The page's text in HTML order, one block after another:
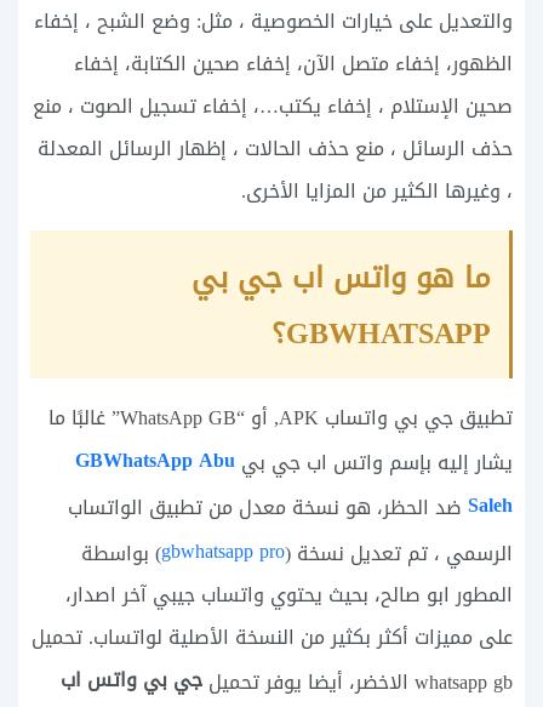
والتعديل على خيارات الخصوصية ، مثل: وضع الشبح ، إخفاء
الظهور، إخفاء متصل الآن، إخفاء صحين الكتابة، إخفاء
صحين الإستلام ، إخفاء يكتب…، إخفاء تسجيل الصوت ، منع
حذف الرسائل ، منع حذف الحالات ، إظهار الرسائل المعدلة
، وغيرها الكثير من المزايا الأخرى.
ما هو واتس اب جي بي
GBWHATSAPP؟
تطبيق جي بي واتساب APK, أو “WhatsApp GB” غالبًا ما
يشار إليه بإسم واتس اب جي بيGBWhatsApp Abu
Salehضد الحظر، هو نسخة معدل من تطبيق الواتساب
الرسمي ، تم تعديل نسخة (gbwhatsapp pro) بواسطة
المطور ابو صالح، بحيث يحتوي واتساب جيبي آخر اصدار،
على مميزات أكثر بكثير من النسخة الأصلية لواتساب. تحميل
whatsapp gb الاخضر، أيضا يوفر تحميل
جي بي واتس اب